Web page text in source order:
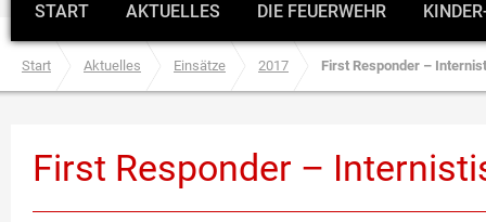
START AKTUELLES DIE FEUERWEHR
Start Aktuelles Einsätze 2017 First Responder –
First Responder –